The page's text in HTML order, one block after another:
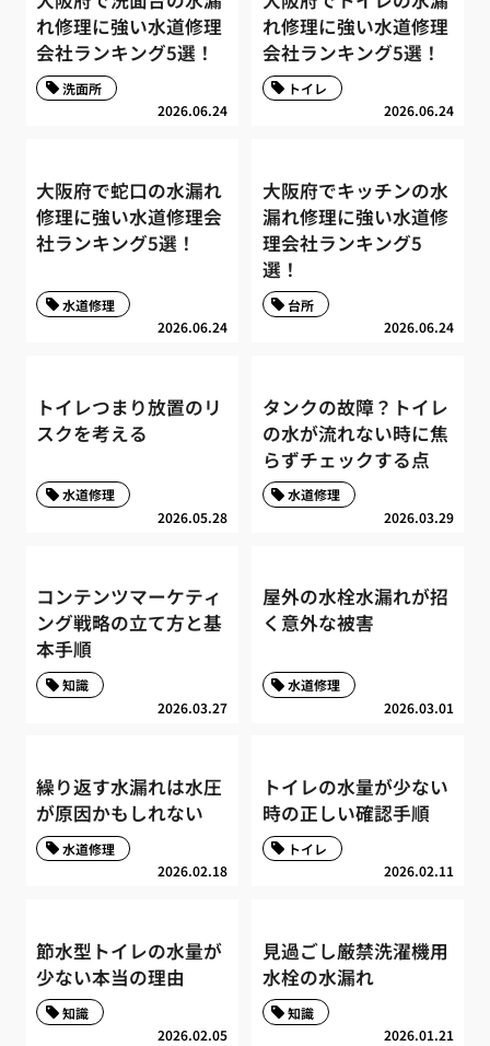
れ修理に強い水道修理
会社ランキング5選！
2026.06.24
洗面所
れ修理に強い水道修理
会社ランキング5選！
2026.06.24
トイレ
大阪府で蛇口の水漏れ
修理に強い水道修理会
社ランキング5選！
2026.06.24
水道修理
大阪府でキッチンの水
漏れ修理に強い水道修
理会社ランキング5
選！
2026.06.24
台所
トイレつまり放置のリ
スクを考える
2026.05.28
水道修理
タンクの故障？トイレ
の水が流れない時に焦
らずチェックする点
2026.03.29
水道修理
コンテンツマーケティ
ング戦略の立て方と基
本手順
2026.03.27
知識
屋外の水栓水漏れが招
く意外な被害
2026.03.01
水道修理
繰り返す水漏れは水圧
が原因かもしれない
2026.02.18
水道修理
トイレの水量が少ない
時の正しい確認手順
2026.02.11
トイレ
節水型トイレの水量が
少ない本当の理由
2026.02.05
知識
見過ごし厳禁洗濯機用
水栓の水漏れ
2026.01.21
知識